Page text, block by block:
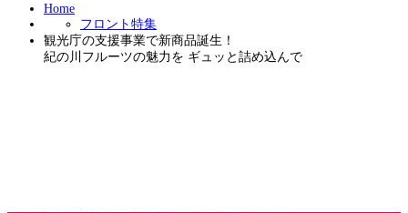
Home
フロント特集
観光庁の支援事業で新商品誕生！
紀の川フルーツの魅力を ギュッと詰め込んで